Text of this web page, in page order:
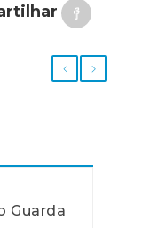
Guarda